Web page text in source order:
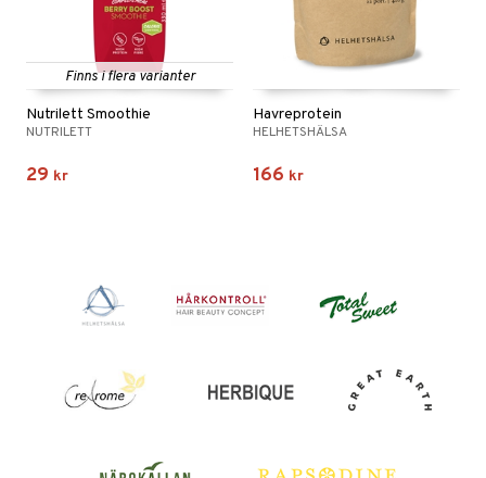
Finns i flera varianter
Nutrilett Smoothie
NUTRILETT
29 kr
Havreprotein
HELHETSHÄLSA
166 kr